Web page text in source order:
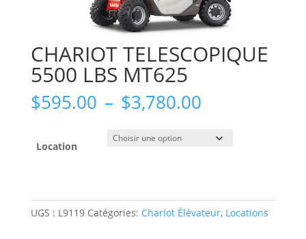
CHARIOT TELESCOPIQUE
5500 LBS MT625
$595.00 – $3,780.00Plage
prix :
$595.00
Location
UGS : L9119 Catégories: Chariot Élévateur, Locations